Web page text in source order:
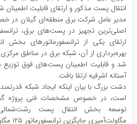
انتقال پست مذکور و ارتقای قابلیت اطمینان
مدیر عامل شرکت برق منطقه‌ای گیلان در
اصلی‌ترین تجهیز در پست‌های برق،
ارتقای یکی از ترانسفورماتور‌های
بهره‌برداری از آن، شبکه برق در مناطق
شد و قابلیت اطمینان پست‌های فوق
آستانه اشرفیه ارتقا یافت.
دشت بزرگ با بیان اینکه ایجاد شبکه
است، در خصوص مشخصات فنی پروژه
مگاولت‌آمپری جایگزین ترانسفورماتور ۱۲۵ مگاولت آمپری موجود شد.